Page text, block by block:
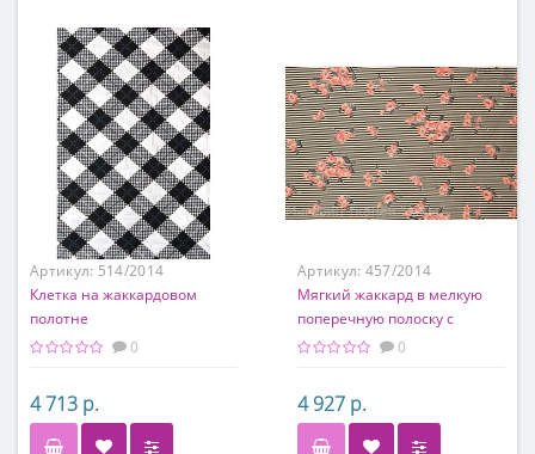
95% хлопок, 5% эластан
Артикул: 514/2014
Клетка на жаккардовом
полотне
0
4 713 р.
Артикул: 457/2014
Мягкий жаккард в мелкую
поперечную полоску с
небольшими цветочками
0
4 927 р.